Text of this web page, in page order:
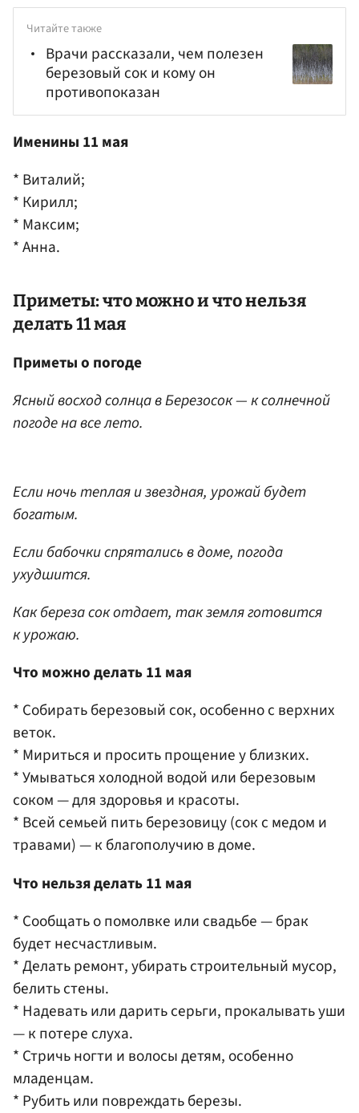
Читайте также
Врачи рассказали, чем полезен
березовый сок и кому он
противопоказан
Именины 11 мая
* Виталий;
* Кирилл;
* Максим;
* Анна.
Приметы: что можно и что нельзя
делать 11 мая
Приметы о погоде
Ясный восход солнца в Березосок — к солнечной
погоде на все лето.
Если ночь теплая и звездная, урожай будет
богатым.
Если бабочки спрятались в доме, погода
ухудшится.
Как береза сок отдает, так земля готовится
к урожаю.
Что можно делать 11 мая
* Собирать березовый сок, особенно с верхних
веток.
* Мириться и просить прощение у близких.
* Умываться холодной водой или березовым
соком — для здоровья и красоты.
* Всей семьей пить березовицу(сок с медом и
травами)— к благополучию в доме.
Что нельзя делать 11 мая
* Сообщать о помолвке или свадьбе — брак
будет несчастливым.
* Делать ремонт, убирать строительный мусор,
белить стены.
* Надевать или дарить серьги, прокалывать уши
— к потере слуха.
* Стричь ногти и волосы детям, особенно
младенцам.
* Рубить или повреждать березы.